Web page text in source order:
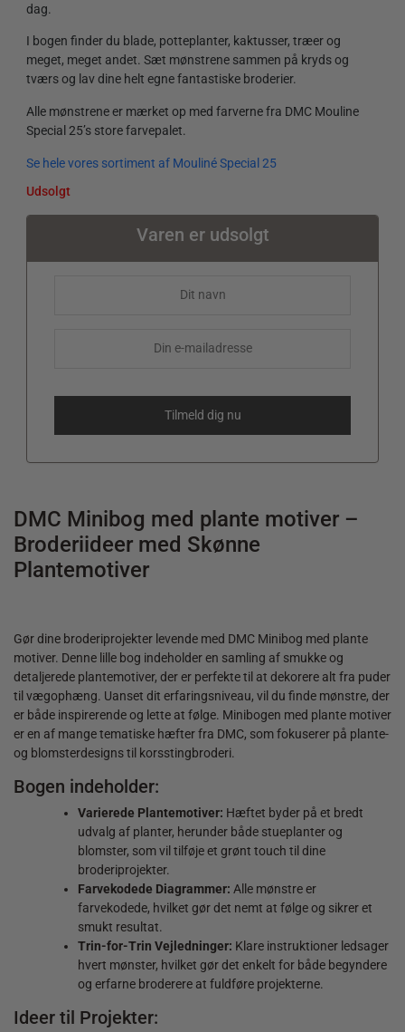
dag.
I bogen finder du blade, potteplanter, kaktusser, træer og
meget, meget andet. Sæt mønstrene sammen på kryds og
tværs og lav dine helt egne fantastiske broderier.
Alle mønstrene er mærket op med farverne fra DMC Mouline
Special 25’s store farvepalet.
Se hele vores sortiment af Mouliné Special 25
Udsolgt
Varen er udsolgt
DMC Minibog med plante motiver –
Broderiideer med Skønne
Plantemotiver
Gør dine broderiprojekter levende med DMC Minibog med plante
motiver. Denne lille bog indeholder en samling af smukke og
detaljerede plantemotiver, der er perfekte til at dekorere alt fra puder
til vægophæng. Uanset dit erfaringsniveau, vil du finde mønstre, der
er både inspirerende og lette at følge. Minibogen med plante motiver
er en af mange tematiske hæfter fra DMC, som fokuserer på plante-
og blomsterdesigns til korsstingbroderi.
Bogen indeholder:
Varierede Plantemotiver: Hæftet byder på et bredt
udvalg af planter, herunder både stueplanter og
blomster, som vil tilføje et grønt touch til dine
broderiprojekter.
Farvekodede Diagrammer: Alle mønstre er
farvekodede, hvilket gør det nemt at følge og sikrer et
smukt resultat.
Trin-for-Trin Vejledninger: Klare instruktioner ledsager
hvert mønster, hvilket gør det enkelt for både begyndere
og erfarne broderere at fuldføre projekterne.
Ideer til Projekter: